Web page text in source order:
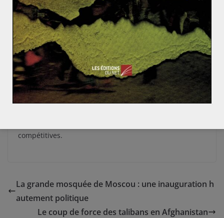
plus. Si le secteur de la défense affiche un taux
d’ouverture trop important, si ses exportations
représente une trop grande part de son chiffre
d’affaires, alors il est trop dépendant de la conjoncture
internationale et peut souffrir de ses aléas
(détérioration des relations, embargos,…). Pour être
stable, un secteur de la défense doit en premier lieu
vendre à l’Etat national auquel il appartient. Cela
compétitives.
La grande mosquée de Moscou : une inauguration h
autement politique
Le coup de force des talibans en Afghanistan